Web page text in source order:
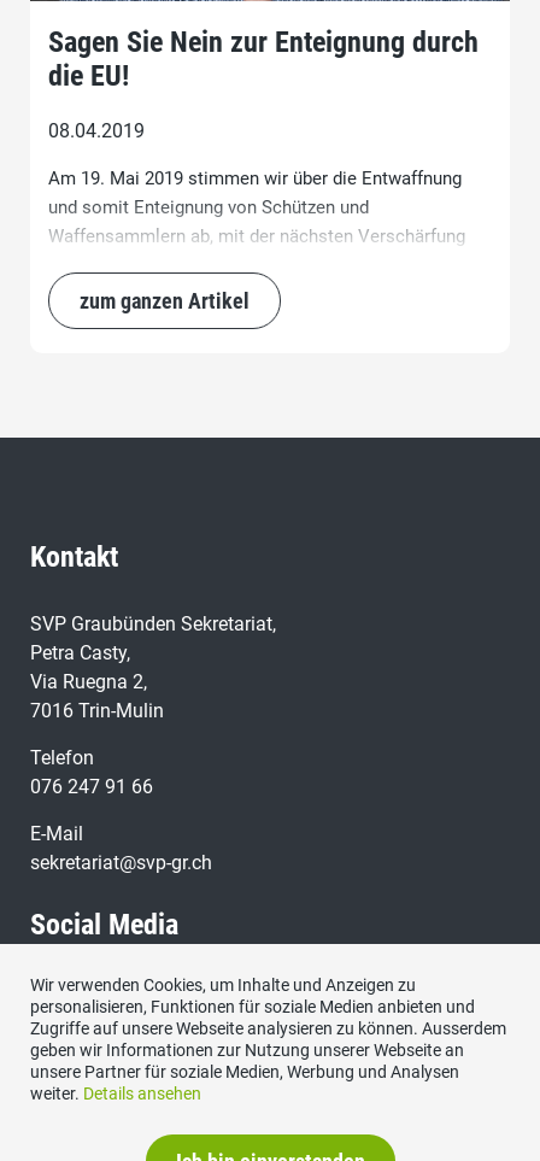
Sagen Sie Nein zur Enteignung durch
die EU!
08.04.2019
Am 19. Mai 2019 stimmen wir über die Entwaffnung
und somit Enteignung von Schützen und
Waffensammlern ab, mit der nächsten Verschärfung
Gerne erinnere ich jene Stimmbürger, welche sich
heute in Sicherheit wiegen und das Gefühl haben, dass
zum ganzen Artikel
Kontakt
SVP Graubünden Sekretariat,
Petra Casty,
Via Ruegna 2,
7016 Trin-Mulin
Telefon
076 247 91 66
E-Mail
sekretariat@svp-gr.ch
Social Media
Besuchen Sie uns bei:
Wir verwenden Cookies, um Inhalte und Anzeigen zu
personalisieren, Funktionen für soziale Medien anbieten und
Zugriffe auf unsere Webseite analysieren zu können. Ausserdem
geben wir Informationen zur Nutzung unserer Webseite an
unsere Partner für soziale Medien, Werbung und Analysen
weiter. Details ansehen